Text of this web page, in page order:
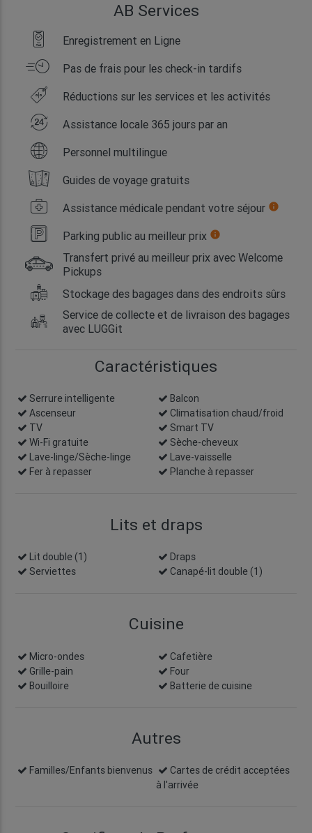
AB Services
Enregistrement en Ligne
Pas de frais pour les check-in tardifs
Réductions sur les services et les activités
Assistance locale 365 jours par an
Personnel multilingue
Guides de voyage gratuits
Assistance médicale pendant votre séjour info
Parking public au meilleur prix info
Transfert privé au meilleur prix avec Welcome
Pickups
Stockage des bagages dans des endroits sûrs
Service de collecte et de livraison des bagages
avec LUGGit
Caractéristiques
Serrure intelligente
Balcon
Ascenseur
Climatisation chaud/froid
TV
Smart TV
Wi-Fi gratuite
Sèche-cheveux
Lave-linge/Sèche-linge
Lave-vaisselle
Fer à repasser
Planche à repasser
Lits et draps
Lit double (1)
Draps
Serviettes
Canapé-lit double (1)
Cuisine
Micro-ondes
Cafetière
Grille-pain
Four
Bouilloire
Batterie de cuisine
Autres
Familles/Enfants bienvenus
Cartes de crédit acceptées
à l'arrivée